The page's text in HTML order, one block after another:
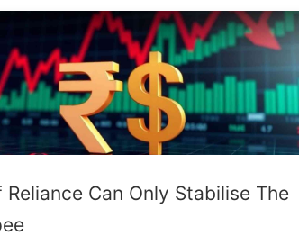
Reliance Can Only Stabilise The